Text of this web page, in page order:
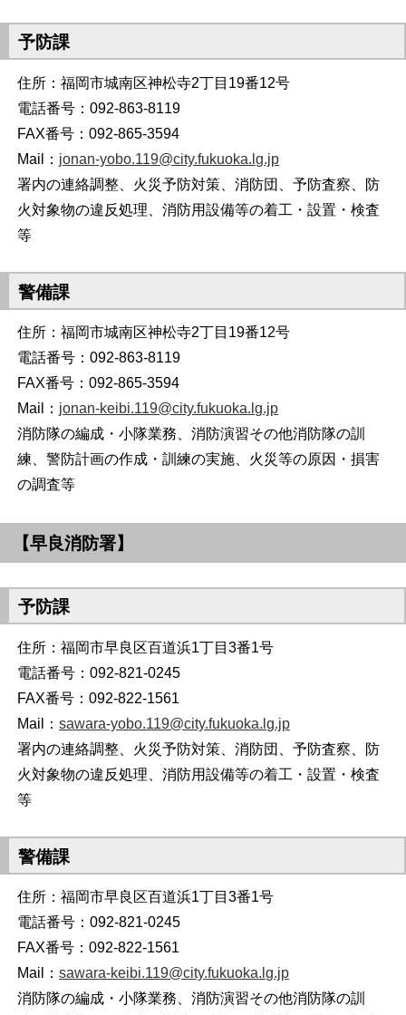
予防課
住所：福岡市城南区神松寺2丁目19番12号
電話番号：092-863-8119
FAX番号：092-865-3594
Mail： jonan-yobo.119@city.fukuoka.lg.jp
署内の連絡調整、火災予防対策、消防団、予防査察、防
火対象物の違反処理、消防用設備等の着工・設置・検査
等
警備課
住所：福岡市城南区神松寺2丁目19番12号
電話番号：092-863-8119
FAX番号：092-865-3594
Mail： jonan-keibi.119@city.fukuoka.lg.jp
消防隊の編成・小隊業務、消防演習その他消防隊の訓
練、警防計画の作成・訓練の実施、火災等の原因・損害
の調査等
【早良消防署】
予防課
住所：福岡市早良区百道浜1丁目3番1号
電話番号：092-821-0245
FAX番号：092-822-1561
Mail：sawara-yobo.119@city.fukuoka.lg.jp
署内の連絡調整、火災予防対策、消防団、予防査察、防
火対象物の違反処理、消防用設備等の着工・設置・検査
等
警備課
住所：福岡市早良区百道浜1丁目3番1号
電話番号：092-821-0245
FAX番号：092-822-1561
Mail：sawara-keibi.119@city.fukuoka.lg.jp
消防隊の編成・小隊業務、消防演習その他消防隊の訓